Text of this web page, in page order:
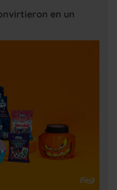
en un